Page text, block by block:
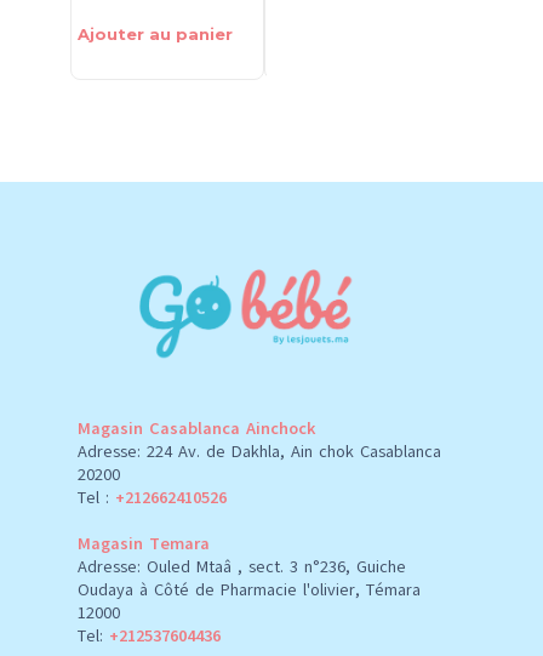
Ajouter au panier
Magasin Casablanca Ainchock
Adresse: 224 Av. de Dakhla, Ain chok Casablanca
20200
Tel : +212662410526
Magasin Temara
Adresse: Ouled Mtaâ , sect. 3 n°236, Guiche
Oudaya à Côté de Pharmacie l'olivier, Témara
12000
Tel: +212537604436